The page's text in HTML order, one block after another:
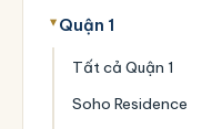
Quận 1
Tất cả Quận 1
Soho Residence